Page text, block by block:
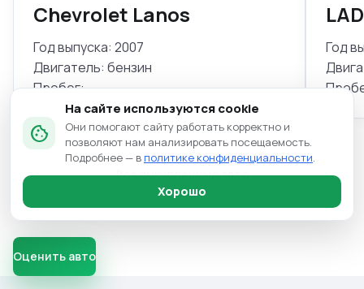
Chevrolet Lanos
Год выпуска: 2007
Двигатель: бензин
Пробег: -
Год
Все выкупленные авто
Оценить авто
cookie
На сайте используются cookie
Они помогают сайту работать корректно и
позволяют нам анализировать посещаемость.
Подробнее — в политике конфиденциальности.
Хорошо